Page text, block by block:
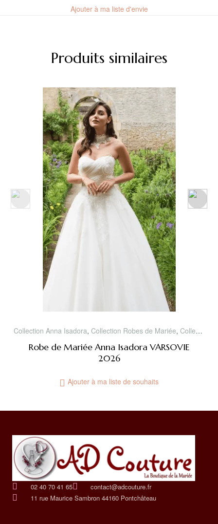
Ajouter à ma liste d'envie
Produits similaires
Collection Anna Isadora,Collection Robes de Mariée
Robe de Mariée Anna Isadora Thailande
2026
Ajouter à ma liste de souhaits
02 40 70 41 65
contact@adcouture.fr
11 rue Maurice Sambron 44160 Pontchâteau